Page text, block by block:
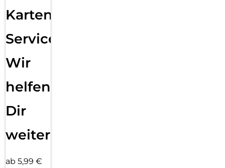
Karten
Service:
Wir
helfen
Dir
weiter
ab 5,99 €